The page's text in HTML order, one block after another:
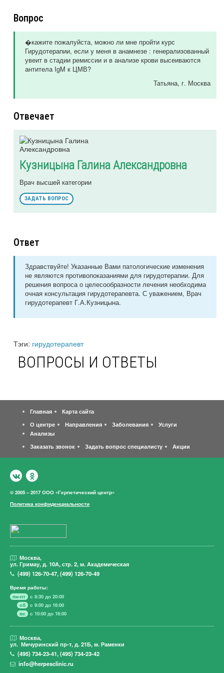
Вопрос
�кажите пожалуйста, можно ли мне пройти курс
Гирудотерапии, если у меня в анамнезе : генерализованный
увеит в стадии ремиссии и в анализе крови высеиваются
антитела IgM к ЦМВ?
Татьяна, г. Москва
Отвечает
Кузницына Галина Александровна
Врач высшей категории
ЗАДАТЬ ВОПРОС
Ответ
Здравствуйте! Указанные Вами патологические изменения
не являются противопоказаниями для гирудотерапии. Для
решения вопроса о целесообразности лечения необходима
очная консультация гирудотерапевта. С уважением, Врач
гирудотерапевт Г.А.Кузницына.
Тэги: гирудотерапевт
ВОПРОСЫ И ОТВЕТЫ
Главная
Карта сайта
О центре
Направления Заболевания
Услуги
Анализы
Заказать звонок
Задать вопрос специалисту Акции
© 2005 – 2017 ООО «Герпетический центр»
Политика конфиденциальности
Москва,
ул. Гримау, д. 10А, стр. 2, м. Академическая
(499)126-70-47,(499)126-70-49
Время работы:
пн-пт
с 8:30 до 20:00
сб
с 9:00 до 16:00
вс
с 10:00 до 16:00
Москва,
ул. Мичуринский пр-т, д. 21Б, м. Раменки
(495)734-23-41,(495)734-23-42
info@herpesclinic.ru